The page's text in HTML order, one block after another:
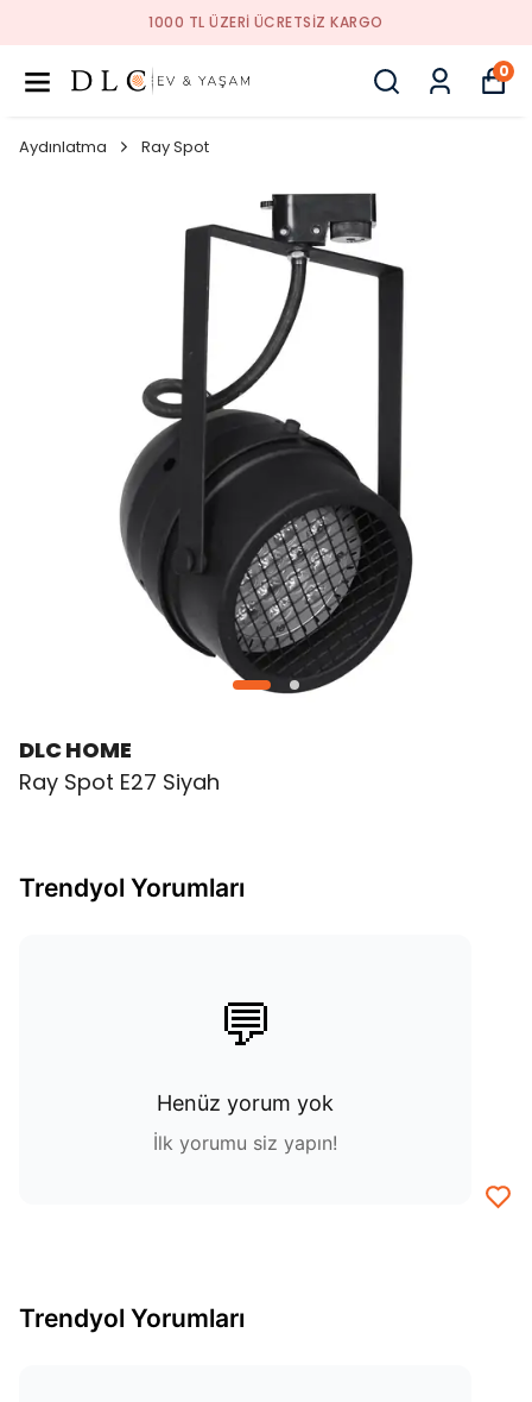
1000 TL ÜZERI ÜCRETSIZ KARGO
0
Aydınlatma Ray Spot
DLC HOME
Ray Spot E27 Siyah
Trendyol Yorumları
💬
Henüz yorum yok
İlk yorumu siz yapın!
Trendyol Yorumları